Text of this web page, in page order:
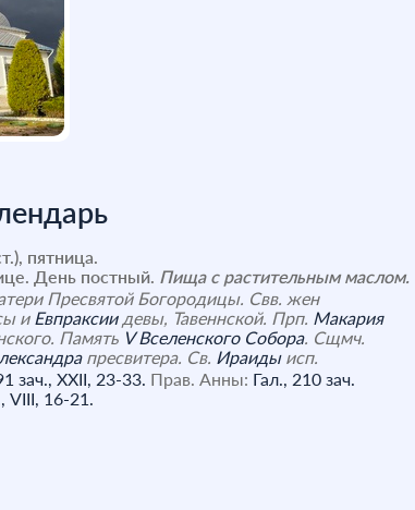
пятница.
День постный. Пища с растительным маслом.
Пресвятой Богородицы. Свв. жен
и Евпраксиидевы, Тавеннской. Прп. Макария
Память V Вселенского Собора. Сщмч.
пресвитера. Св. Ираидыисп.
зач., XXII, 23-33. Прав. Анны: Гал., 210 зач.
VIII, 16-21.